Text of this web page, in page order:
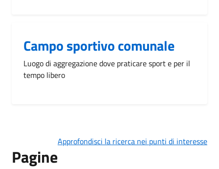
Campo sportivo comunale
Luogo di aggregazione dove praticare sport e per il
tempo libero
Approfondisci la ricerca nei punti di interesse
Pagine